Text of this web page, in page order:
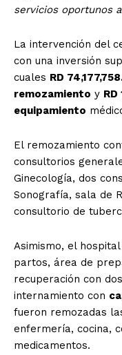
servicios oportunos
La intervención del
con una inversión
cuales RD
remozamiento y
equipamiento
El remozamiento
consultorios
Ginecología, dos
Sonografía, sala de
consultorio de
Asimismo, el
partos, área de
recuperación con
internamiento con
fueron remozadas
enfermería, cocina,
medicamentos.